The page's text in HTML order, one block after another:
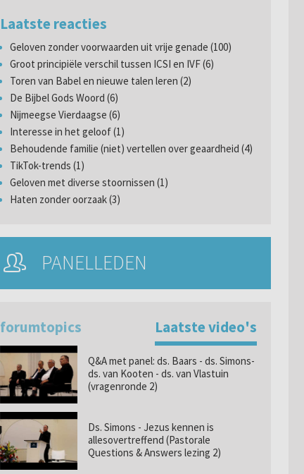
Laatste reacties
Geloven zonder voorwaarden uit vrije genade (100)
Groot principiële verschil tussen ICSI en IVF (6)
Toren van Babel en nieuwe talen leren (2)
De Bijbel Gods Woord (6)
Nijmeegse Vierdaagse (6)
Interesse in het geloof (1)
Behoudende familie (niet) vertellen over geaardheid (4)
TikTok-trends (1)
Geloven met diverse stoornissen (1)
Haten zonder oorzaak (3)
PANELLEDEN
forumtopics Laatste video's
Q&A met panel: ds. Baars - ds. Simons-
ds. van Kooten - ds. van Vlastuin
(vragenronde 2)
Ds. Simons - Jezus kennen is
allesovertreffend (Pastorale
Questions & Answers lezing 2)